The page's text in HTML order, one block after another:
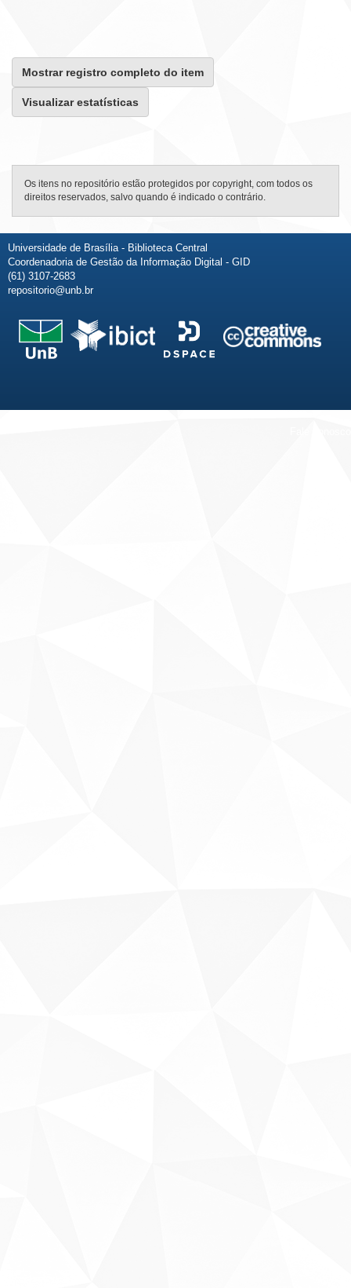
Mostrar registro completo do item
Visualizar estatísticas
Os itens no repositório estão protegidos por copyright, com todos os
direitos reservados, salvo quando é indicado o contrário.
Universidade de Brasília - Biblioteca Central
Coordenadoria de Gestão da Informação Digital - GID
(61) 3107-2683
repositorio@unb.br